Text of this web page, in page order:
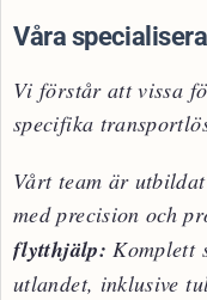
Våra
Vi förstår att vissa
specifika
Vårt team är
med precision och
flytthjälp: Komplett
utlandet, inklusive